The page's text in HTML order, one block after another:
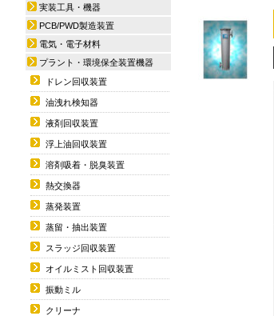
実装工具・機器
PCB/PWD製造装置
電気・電子材料
プラント・環境保全装置機器
ドレン回収装置
油洩れ検知器
液剤回収装置
浮上油回収装置
溶剤吸着・脱臭装置
熱交換器
蒸発装置
蒸留・抽出装置
スラッジ回収装置
オイルミスト回収装置
振動ミル
クリーナ